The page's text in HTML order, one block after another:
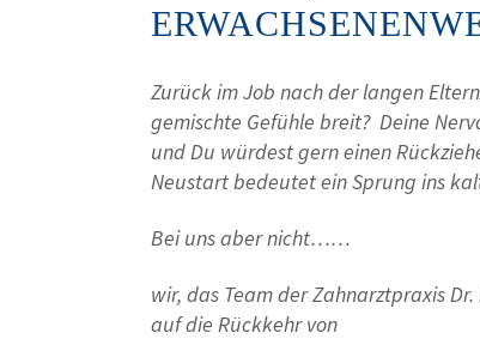
Zurück im Job nach der langen
gemischte Gefühle breit? Deine
und Du würdest gern einen
Neustart bedeutet ein Sprung ins
Bei uns aber nicht……
wir, das Team der Zahnarztpraxis
auf die Rückkehr von